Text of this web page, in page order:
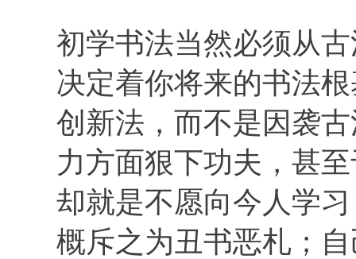
初学书法当然必须从
决定着你将来的书法
创新法，而不是因袭
力方面狠下功夫，甚
却就是不愿向今人学
概斥之为丑书恶札；